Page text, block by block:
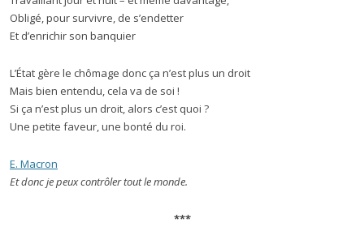
Obligé, pour survivre, de s’endetter
Et d’enrichir son banquier
L’État gère le chômage donc ça n’est plus un droit
Mais bien entendu, cela va de soi !
Si ça n’est plus un droit, alors c’est quoi ?
Une petite faveur, une bonté du roi.
E. Macron
Et donc je peux contrôler tout le monde.
***